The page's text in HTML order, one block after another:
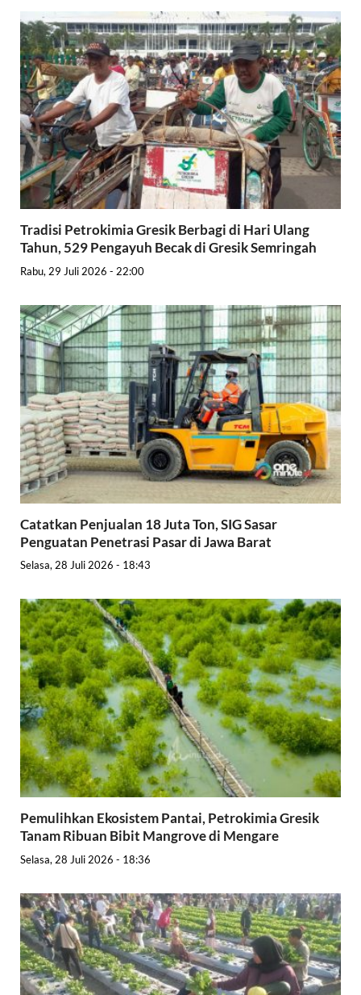
Tradisi Petrokimia Gresik Berbagi di Hari Ulang
Tahun, 529 Pengayuh Becak di Gresik Semringah
Rabu, 29 Juli 2026 - 22:00
Catatkan Penjualan 18 Juta Ton, SIG Sasar
Penguatan Penetrasi Pasar di Jawa Barat
Selasa, 28 Juli 2026 - 18:43
Pemulihkan Ekosistem Pantai, Petrokimia Gresik
Tanam Ribuan Bibit Mangrove di Mengare
Selasa, 28 Juli 2026 - 18:36